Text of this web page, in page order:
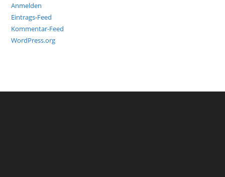
Anmelden
Eintrags-Feed
Kommentar-Feed
WordPress.org